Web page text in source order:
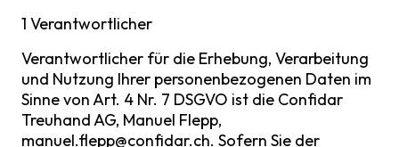
1 Verantwortlicher
Verantwortlicher für die Erhebung, Verarbeitung
und Nutzung Ihrer personenbezogenen Daten im
Sinne von Art. 4 Nr. 7 DSGVO ist die Confidar
Treuhand AG, Manuel Flepp,
manuel.flepp@confidar.ch. Sofern Sie der